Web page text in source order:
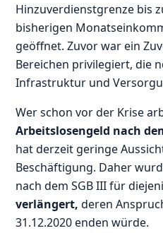
Hinzuverdienstgrenze bis
bisherigen
geöffnet. Zuvor war ein
Bereichen privilegiert, die
Infrastruktur und
Wer schon vor der Krise
Arbeitslosengeld nach
hat derzeit geringe
Beschäftigung. Daher
nach dem SGB III für
verlängert, deren
31.12.2020 enden würde.